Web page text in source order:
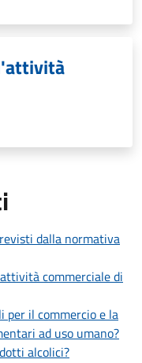
dalla normativa
commerciale di
per il commercio e la
ad uso umano?
alcolici?